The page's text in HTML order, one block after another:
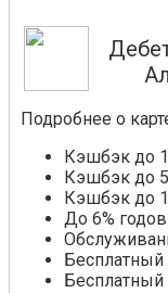
Подробнее о
Кэшбэк до
Кэшбэк до
Кэшбэк до
До 6%
Бесплатный